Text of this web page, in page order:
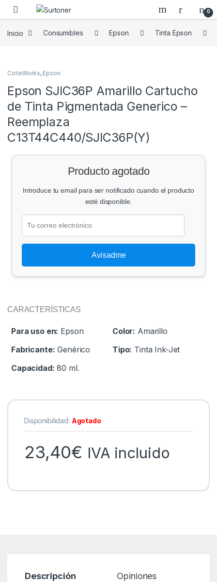
Skip to navigation
Skip to content
0
Inicio Consumibles Epson Tinta Epson
ColorWorks, Epson
Epson SJIC36P Amarillo Cartucho
de Tinta Pigmentada Generico –
Reemplaza
C13T44C440/SJIC36P(Y)
Producto agotado
Introduce tu email para ser notificado cuando el producto
esté disponible.
Avisadme
CARACTERÍSTICAS
Para uso en: Epson Color: Amarillo
Fabricante: Genérico Tipo: Tinta Ink-Jet
Capacidad: 80 ml.
Disponibilidad: Agotado
23,40€ IVA incluido
Descripción Opiniones